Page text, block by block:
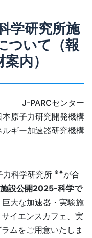
学研究所施
ついて（報
内）
J-PARCセンター
原子力研究開発機構
ギー加速器研究機構
力科学研究所 ※※が合
設公開2025-科学で
大な加速器・実験施
イエンスカフェ、実
ムをご用意いたしま